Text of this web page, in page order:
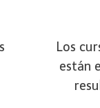
que ofrece el
en dar
en las